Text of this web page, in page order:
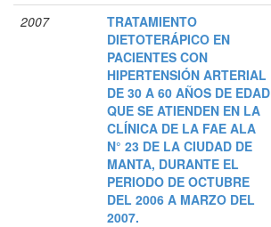
2007
TRATAMIENTO
DIETOTERÁPICO EN
PACIENTES CON
HIPERTENSIÓN ARTERIAL
DE 30 A 60 AÑOS DE EDAD
QUE SE ATIENDEN EN LA
CLÍNICA DE LA FAE ALA
N° 23 DE LA CIUDAD DE
MANTA, DURANTE EL
PERIODO DE OCTUBRE
DEL 2006 A MARZO DEL
2007.